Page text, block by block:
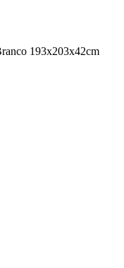
193x203x42cm